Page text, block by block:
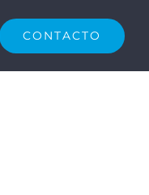
CONTACTO